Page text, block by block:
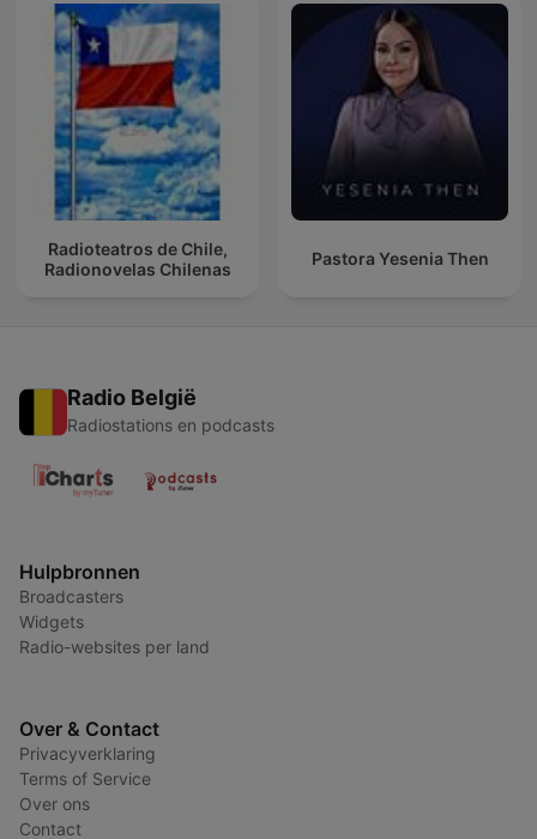
Radioteatros de Chile,
Radionovelas Chilenas
Pastora Yesenia Then
Radio België
Radiostations en podcasts
Hulpbronnen
Broadcasters
Widgets
Radio-websites per land
Over & Contact
Privacyverklaring
Terms of Service
Over ons
Contact